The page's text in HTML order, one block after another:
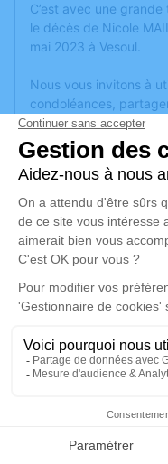
Faire-part
C’est avec une
le décès de Nicole
mai 2023 à Vesoul.
Nous vous invitons à
condoléances,
anecdote ou exprimer
ou des textes. Cet
honorer la mémoire de
Cérémonie
vendredi 12
Eglise de
Déroulé des